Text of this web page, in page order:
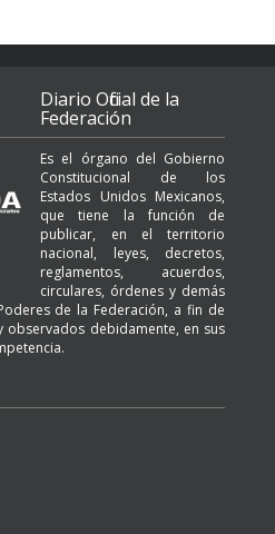
Diario Oficial de la
Federación
Es el órgano del Gobierno
Constitucional de los
Estados Unidos Mexicanos,
que tiene la función de
publicar, en el territorio
nacional, leyes, decretos,
reglamentos, acuerdos,
circulares, órdenes y demás
de la Federación, a fin de
observados debidamente, en sus